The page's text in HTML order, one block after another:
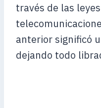
través de las
anterior significó
dejando todo